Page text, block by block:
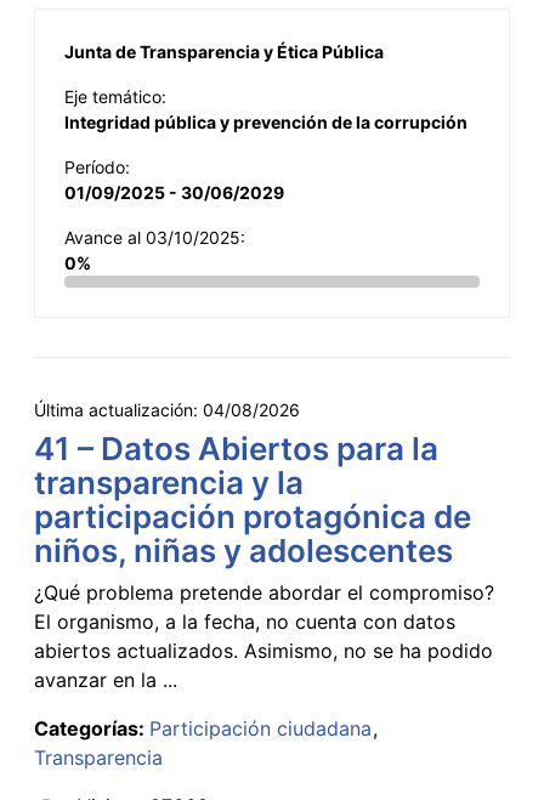
Junta de Transparencia y Ética Pública
Eje temático:
Integridad pública y prevención de la corrupción
Período:
01/09/2025 - 30/06/2029
Avance al 03/10/2025:
0%
Última actualización: 04/08/2026
41 – Datos Abiertos para la
transparencia y la
participación protagónica de
niños, niñas y adolescentes
¿Qué problema pretende abordar el compromiso?
El organismo, a la fecha, no cuenta con datos
abiertos actualizados. Asimismo, no se ha podido
avanzar en la ...
Categorías: Participación ciudadana
Transparencia